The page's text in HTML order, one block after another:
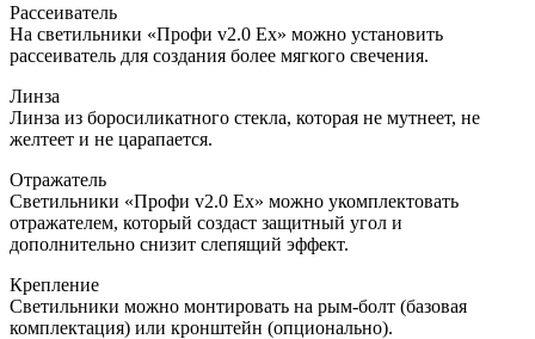
Рассеиватель
На светильники «Профи v2.0 Ех» можно установить
рассеиватель для создания более мягкого свечения.
Линза
Линза из боросиликатного стекла, которая не мутнеет, не
желтеет и не царапается.
Отражатель
Светильники «Профи v2.0 Ех» можно укомплектовать
отражателем, который создаст защитный угол и
дополнительно снизит слепящий эффект.
Крепление
Светильники можно монтировать на рым-болт (базовая
комплектация) или кронштейн (опционально).